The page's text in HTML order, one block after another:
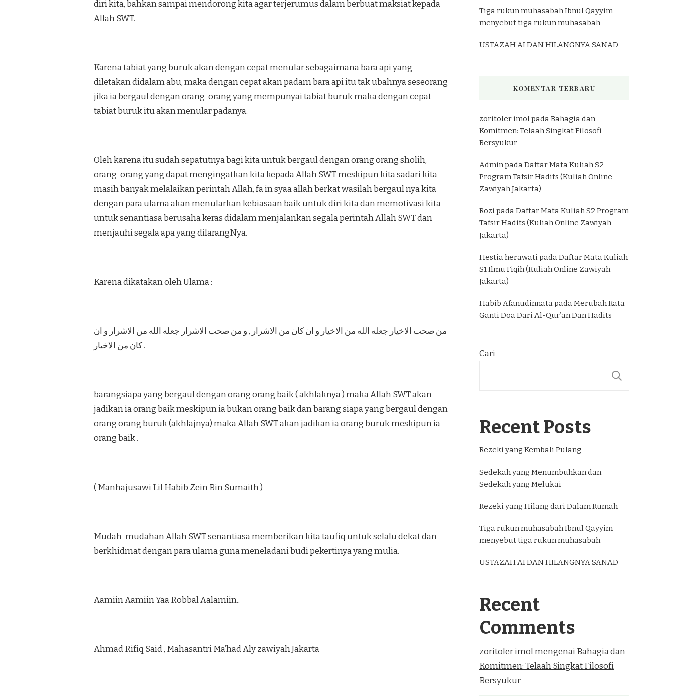
diri kita, bahkan sampai mendorong kita agar terjerumus dalam berbuat maksiat kepada
Allah SWT.
Karena tabiat yang buruk akan dengan cepat menular sebagaimana bara api yang
diletakan didalam abu, maka dengan cepat akan padam bara api itu tak ubahnya seseorang
jika ia bergaul dengan orang-orang yang mempunyai tabiat buruk maka dengan cepat
tabiat buruk itu akan menular padanya.
Oleh karena itu sudah sepatutnya bagi kita untuk bergaul dengan orang orang sholih,
orang-orang yang dapat mengingatkan kita kepada Allah SWT meskipun kita sadari kita
masih banyak melalaikan perintah Allah, fa in syaa allah berkat wasilah bergaul nya kita
dengan para ulama akan menularkan kebiasaan baik untuk diri kita dan memotivasi kita
untuk senantiasa berusaha keras didalam menjalankan segala perintah Allah SWT dan
menjauhi segala apa yang dilarangNya.
Karena dikatakan oleh Ulama :
من صحب الاخيار جعله الله من الاخيار و ان كان من الاشرار , و من صحب الاشرار جعله الله من الاشرار و ان
كان من الاخيار .
barangsiapa yang bergaul dengan orang orang baik ( akhlaknya ) maka Allah SWT akan
jadikan ia orang baik meskipun ia bukan orang baik dan barang siapa yang bergaul dengan
orang orang buruk (akhlajnya) maka Allah SWT akan jadikan ia orang buruk meskipun ia
orang baik .
( Manhajusawi Lil Habib Zein Bin Sumaith )
Mudah-mudahan Allah SWT senantiasa memberikan kita taufiq untuk selalu dekat dan
berkhidmat dengan para ulama guna meneladani budi pekertinya yang mulia.
Aamiin Aamiin Yaa Robbal Aalamiin..
Ahmad Rifiq Said , Mahasantri Ma’had Aly zawiyah Jakarta
Tiga rukun muhasabah Ibnul Qayyim
menyebut tiga rukun muhasabah
USTAZAH AI DAN HILANGNYA SANAD
KOMENTAR TERBARU
zoritoler imolpadaBahagia dan
Komitmen: Telaah Singkat Filosofi
Bersyukur
AdminpadaDaftar Mata Kuliah S2
Program Tafsir Hadits (Kuliah Online
Zawiyah Jakarta)
RozipadaDaftar Mata Kuliah S2 Program
Tafsir Hadits (Kuliah Online Zawiyah
Jakarta)
Hestia herawatipadaDaftar Mata Kuliah
S1 Ilmu Fiqih (Kuliah Online Zawiyah
Jakarta)
Habib AfanudinnatapadaMerubah Kata
Ganti Doa Dari Al-Qur’an Dan Hadits
Cari
Recent Posts
Rezeki yang Kembali Pulang
Sedekah yang Menumbuhkan dan
Sedekah yang Melukai
Rezeki yang Hilang dari Dalam Rumah
Tiga rukun muhasabah Ibnul Qayyim
menyebut tiga rukun muhasabah
USTAZAH AI DAN HILANGNYA SANAD
Recent
Comments
zoritoler imolmengenaiBahagia dan
Komitmen: Telaah Singkat Filosofi
Bersyukur